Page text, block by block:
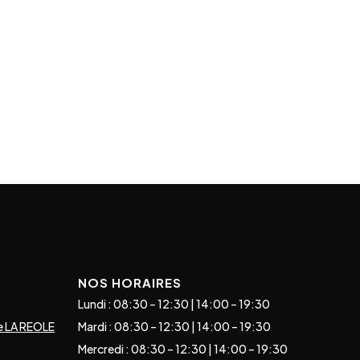
REOLE
NOS HORAIRES
Lundi : 08:30 – 12:30 | 14:00 – 19:30
Mardi : 08:30 – 12:30 | 14:00 – 19:30
Mercredi : 08:30 – 12:30 | 14:00 – 19:30